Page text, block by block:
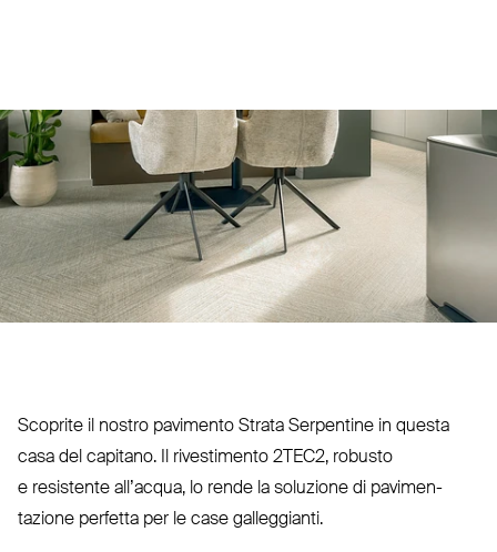
Scoprite il nostro pavimento Strata Ser­pentine in questa
casa del capitano. Il rive­stimento 2TEC2, robusto
e resistente all’acqua, lo rende la soluzione di pavi­men­
tazione perfetta per le case galleggianti.